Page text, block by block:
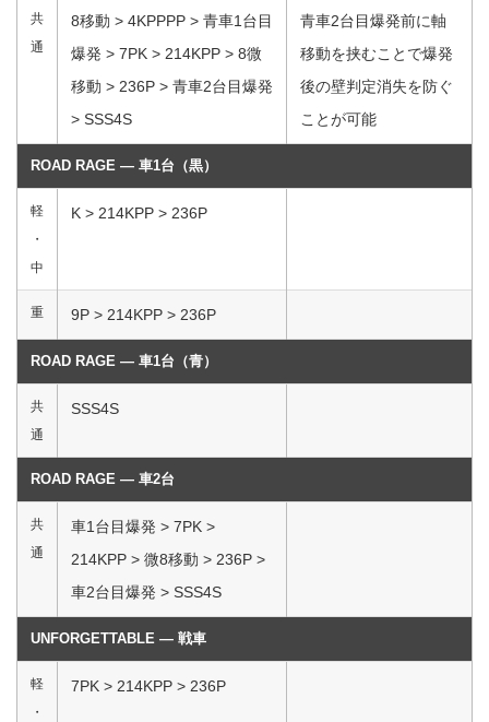
共
通
8移動 > 4KPPPP > 青車1台目
爆発 > 7PK > 214KPP > 8微
移動 > 236P > 青車2台目爆発
> SSS4S
青車2台目爆発前に軸
移動を挟むことで爆発
後の壁判定消失を防ぐ
ことが可能
ROAD RAGE ― 車1台（黒）
軽
・
中
K > 214KPP > 236P
重 9P > 214KPP > 236P
ROAD RAGE ― 車1台（青）
共
通
SSS4S
ROAD RAGE ― 車2台
共
通
車1台目爆発 > 7PK >
214KPP > 微8移動 > 236P >
車2台目爆発 > SSS4S
UNFORGETTABLE ― 戦車
軽
・
7PK > 214KPP > 236P